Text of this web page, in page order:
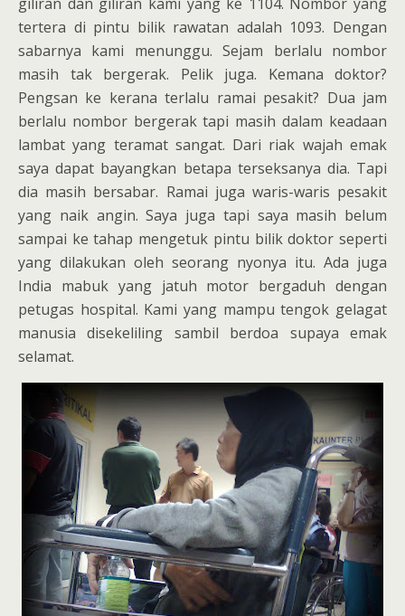
tertera di pintu bilik rawatan adalah 1093. Dengan
sabarnya kami menunggu. Sejam berlalu nombor
masih tak bergerak. Pelik juga. Kemana doktor?
Pengsan ke kerana terlalu ramai pesakit? Dua jam
berlalu nombor bergerak tapi masih dalam keadaan
lambat yang teramat sangat. Dari riak wajah emak
saya dapat bayangkan betapa terseksanya dia. Tapi
dia masih bersabar. Ramai juga waris-waris pesakit
yang naik angin. Saya juga tapi saya masih belum
sampai ke tahap mengetuk pintu bilik doktor seperti
yang dilakukan oleh seorang nyonya itu. Ada juga
India mabuk yang jatuh motor bergaduh dengan
petugas hospital. Kami yang mampu tengok gelagat
manusia disekeliling sambil berdoa supaya emak
selamat.